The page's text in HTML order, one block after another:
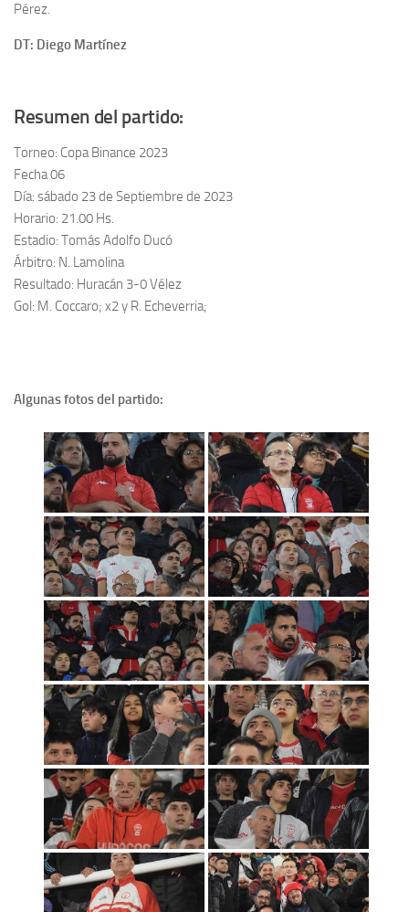
Pérez.
DT: Diego Martínez
Resumen del partido:
Torneo: Copa Binance 2023
Fecha 06
Día: sábado 23 de Septiembre de 2023
Horario: 21.00 Hs.
Estadio: Tomás Adolfo Ducó
Árbitro: N. Lamolina
Resultado: Huracán 3-0 Vélez
Gol: M. Coccaro; x2 y R. Echeverria;
Algunas fotos del partido: